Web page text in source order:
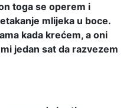
toga se operem i
mlijeka u boce.
kada krećem, a oni
jedan sat da razvezem